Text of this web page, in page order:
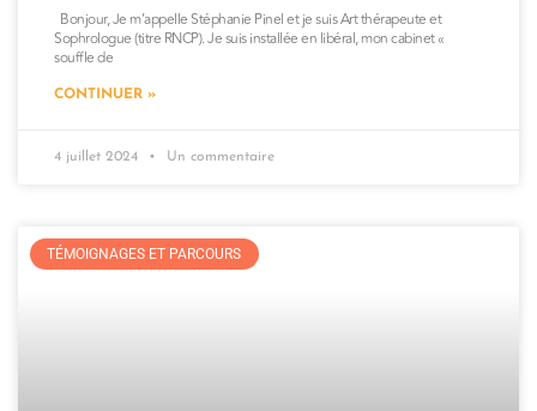
Bonjour, Je m’appelle Stéphanie Pinel et je suis Art thérapeute et
Sophrologue (titre RNCP). Je suis installée en libéral, mon cabinet «
souffle de
CONTINUER »
4 juillet 2024 Un commentaire
TÉMOIGNAGES ET PARCOURS